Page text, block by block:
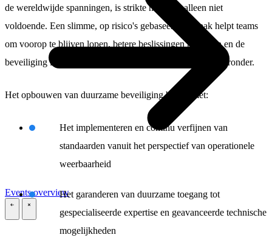
Events overview
de wereldwijde spanningen, is strikte naleving alleen niet
voldoende. Een slimme, op risico's gebaseerde aanpak helpt teams
om voorop te blijven lopen, betere beslissingen te nemen en de
beveiliging in lijn te houden met de bedrijfsvoering. Niet eronder.
Het opbouwen van duurzame beveiliging begint met:
Het implementeren en continu verfijnen van
standaarden vanuit het perspectief van operationele
weerbaarheid
Het garanderen van duurzame toegang tot
gespecialiseerde expertise en geavanceerde technische
mogelijkheden